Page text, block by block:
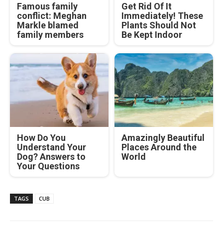
Famous family
conflict: Meghan
Markle blamed
family members
Get Rid Of It
Immediately! These
Plants Should Not
Be Kept Indoor
How Do You
Understand Your
Dog? Answers to
Your Questions
Amazingly Beautiful
Places Around the
World
TAGS CUB